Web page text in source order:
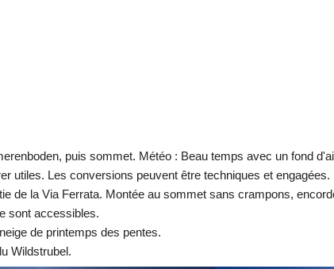
puis sommet. Météo : Beau temps avec un fond
utiles. Les conversions peuvent être techniques et engagées.
de la Via Ferrata. Montée au sommet sans crampons,
sont accessibles.
de printemps des pentes.
Wildstrubel.